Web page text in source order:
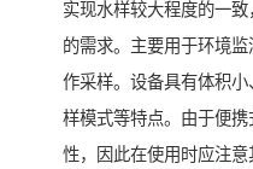
实现水样较大程度的一
的需求。主要用于环境
作采样。设备具有体积
样模式等特点。由于便
性，因此在使用时应注意